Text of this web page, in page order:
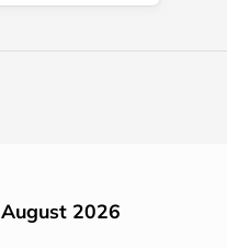
August 2026